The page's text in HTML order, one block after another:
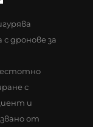
дронове за
с
и
от